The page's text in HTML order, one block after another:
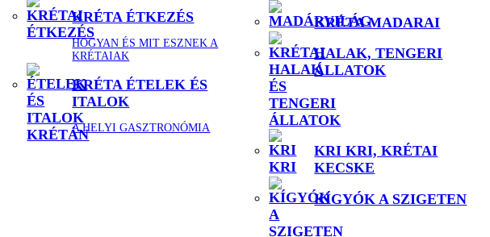
KRÉTA ÉTKEZÉS
HOGYAN ÉS MIT ESZNEK A
KRÉTAIAK
KRÉTA ÉTELEK ÉS
ITALOK
A HELYI GASZTRONÓMIA
KRÉTA MADARAI
HALAK, TENGERI
ÁLLATOK
KRI KRI, KRÉTAI
KECSKE
KÍGYÓK A SZIGETEN